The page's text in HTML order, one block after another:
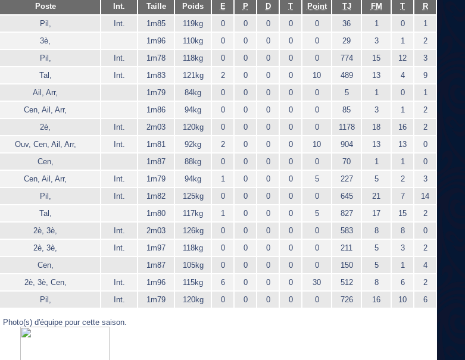
Poste Int. Taille Poids E P D T Point TJ FM T
R
Pil, Int. 1m85 119kg 0 0 0 0 0 36 1 0
1
3è, 1m96 110kg 0 0 0 0 0 29 3 1
2
Pil, Int. 1m78 118kg 0 0 0 0 0 774 15 12
3
Tal, Int. 1m83 121kg 2 0 0 0 10 489 13 4
9
Ail, Arr, 1m79 84kg 0 0 0 0 0 5 1 0
1
Cen, Ail, Arr, 1m86 94kg 0 0 0 0 0 85 3 1
2
2è, Int. 2m03 120kg 0 0 0 0 0 1178 18 16
2
Ouv, Cen, Ail, Arr, Int. 1m81 92kg 2 0 0 0 10 904 13 13
0
Cen, 1m87 88kg 0 0 0 0 0 70 1 1
0
Cen, Ail, Arr, Int. 1m79 94kg 1 0 0 0 5 227 5 2
3
Pil, Int. 1m82 125kg 0 0 0 0 0 645 21 7
14
Tal, 1m80 117kg 1 0 0 0 5 827 17 15
2
2è, 3è, Int. 2m03 126kg 0 0 0 0 0 583 8 8
0
2è, 3è, Int. 1m97 118kg 0 0 0 0 0 211 5 3
2
Cen, 1m87 105kg 0 0 0 0 0 150 5 1
4
2è, 3è, Cen, Int. 1m96 115kg 6 0 0 0 30 512 8 6
2
Pil, Int. 1m79 120kg 0 0 0 0 0 726 16 10 6
Photo(s) d'équipe pour cette saison.